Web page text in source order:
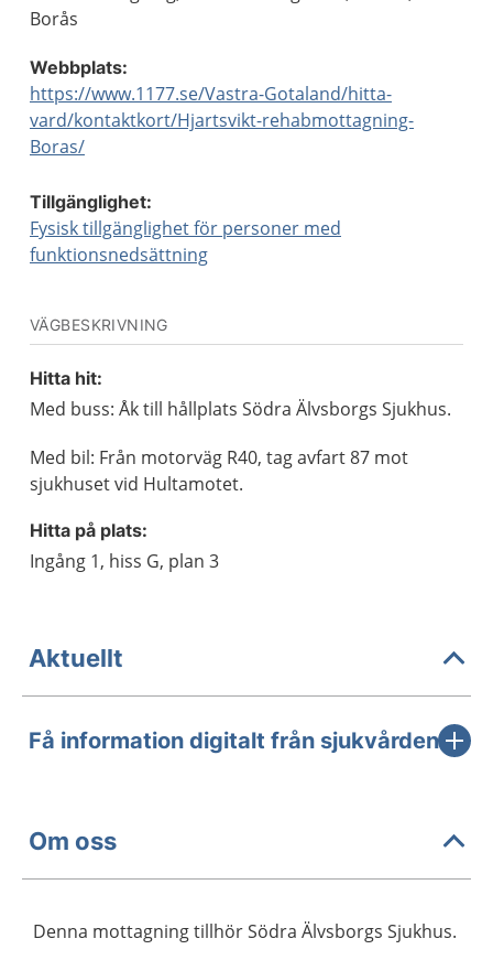
Borås
Webbplats:
https://www.1177.se/Vastra-Gotaland/hitta-
vard/kontaktkort/Hjartsvikt-rehabmottagning-
Boras/
Tillgänglighet:
Fysisk tillgänglighet för personer med
funktionsnedsättning
VÄGBESKRIVNING
Hitta hit:
Med buss: Åk till hållplats Södra Älvsborgs Sjukhus.
Med bil: Från motorväg R40, tag avfart 87 mot
sjukhuset vid Hultamotet.
Hitta på plats:
Ingång 1, hiss G, plan 3
Aktuellt
Få information digitalt från sjukvården
Om oss
Denna mottagning tillhör Södra Älvsborgs Sjukhus.